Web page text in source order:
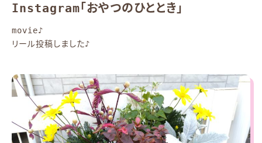
Instagram「おやつのひととき」
movie♪
リール投稿しました♪